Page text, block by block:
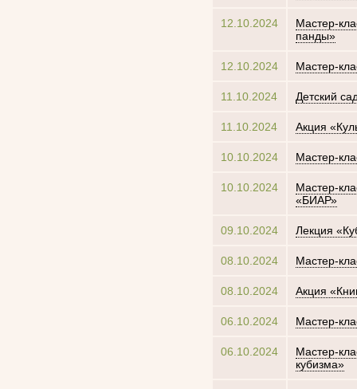
12.10.2024
Мастер-
панды»
12.10.2024 Мастер-
11.10.2024 Детский
11.10.2024 Акция
10.10.2024 Мастер-
10.10.2024
Мастер-
«БИАР»
09.10.2024 Лекция
08.10.2024 Мастер-
08.10.2024 Акция
06.10.2024 Мастер-
06.10.2024
Мастер-
кубизма»